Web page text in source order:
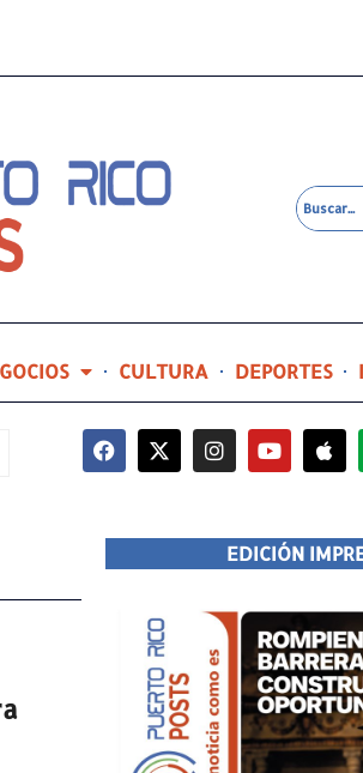
CULTURA DEPORTES
2 horas ago
EDICIÓN